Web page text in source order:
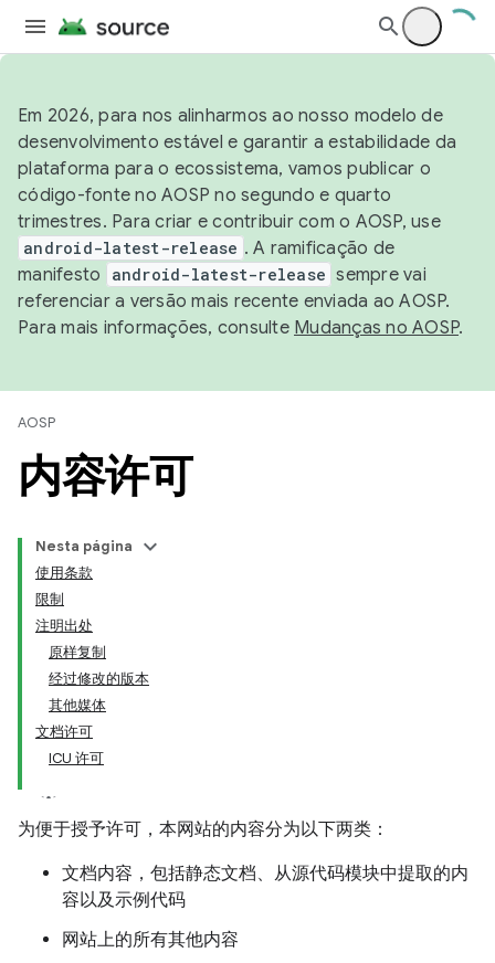
Em 2026, para nos alinharmos ao nosso modelo de
desenvolvimento estável e garantir a estabilidade da
plataforma para o ecossistema, vamos publicar o
código-fonte no AOSP no segundo e quarto
trimestres. Para criar e contribuir com o AOSP, use
android-latest-release . A ramificação de
manifesto
android-latest-release sempre vai
referenciar a versão mais recente enviada ao AOSP.
Para mais informações, consulte Mudanças no AOSP.
AOSP
内容许可
Nesta página
使用条款
限制
注明出处
原样复制
经过修改的版本
其他媒体
文档许可
ICU 许可
为便于授予许可，本网站的内容分为以下两类：
文档内容，包括静态文档、从源代码模块中提取的内
容以及示例代码
网站上的所有其他内容